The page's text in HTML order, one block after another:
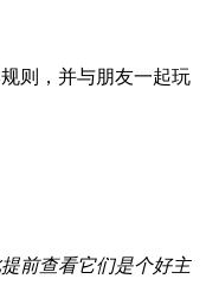
则，并与朋友一起玩
前查看它们是个好主